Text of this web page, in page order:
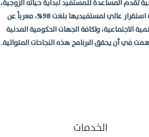
تقدم المساعدة للمستفيد لبداية حياته الزوجية،
وهو ما مكن الجمعية من تحقيق نسبة استقرار عالي لمستفيديها بلغت 98%، معرباً عن
الاجتماعية، ولكافة الجهات الحكومية المدنية
في أن يحقق البرنامج هذه النجاحات المتوالية.
الخدمات